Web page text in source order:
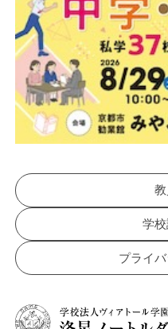
学
プライ